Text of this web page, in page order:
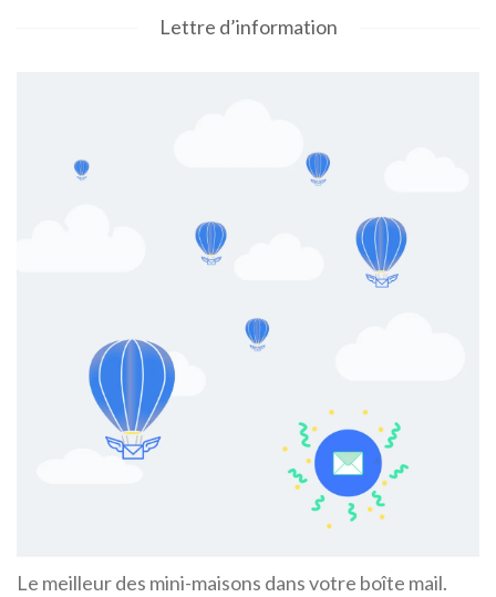
Lettre d’information
Le meilleur des mini-maisons dans votre boîte mail.